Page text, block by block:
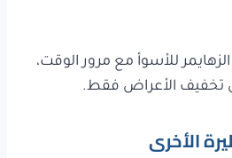
للأسوأ مع مرور الوقت،
تخفيف الأعراض فقط.
الأخرى